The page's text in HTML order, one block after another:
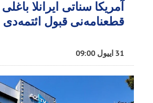
آمریکا سناتی ایرانلا باغلی
قطعنامه‌نی قبول ائتمه‌دی
31 اییول 09:00